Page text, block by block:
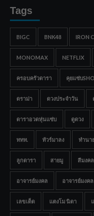
Tags
BIGC BNK48 IRON
MONOMAX NETFLIX
ครอบครัวดารา คุยแซ่บ
ดราม่า ดวงประจำวัน
ดาราอวดหุ่นแซ่บ ดูดวง
ททท. ทัวร์มาลง ทำนา
ลูกดารา สายมู สีมงคล
อาจารย์มงคล อาจารย์มงค
เลขเด็ด แตงโม นิดา